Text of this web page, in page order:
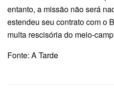
entanto, a missão não será
estendeu seu contrato com o
multa rescisória do meio-
Fonte: A Tarde